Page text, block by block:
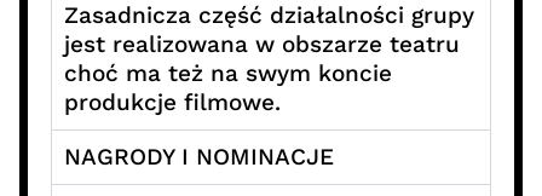
Zasadnicza część działalności grupy
jest realizowana w obszarze teatru
choć ma też na swym koncie
produkcje filmowe.
NAGRODY I NOMINACJE